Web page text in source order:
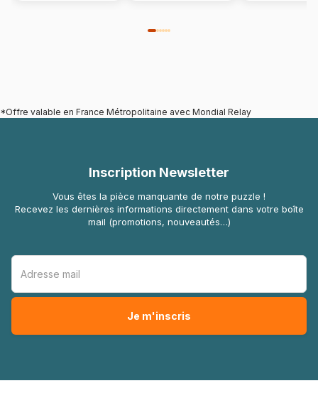
*Offre valable en France Métropolitaine avec Mondial Relay
Inscription Newsletter
Vous êtes la pièce manquante de notre puzzle !
Recevez les dernières informations directement dans votre boîte
mail (promotions, nouveautés…)